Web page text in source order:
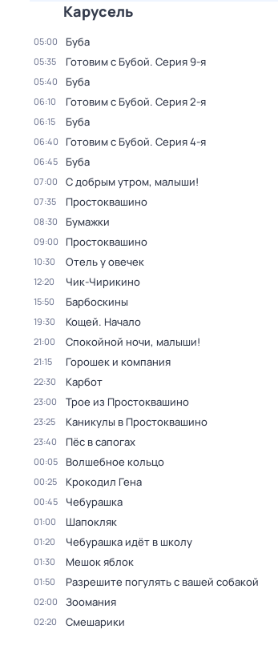
Карусель
05:00 Буба
05:35 Готовим с Бубой. Серия 9-я
05:40 Буба
06:10 Готовим с Бубой. Серия 2-я
06:15 Буба
06:40 Готовим с Бубой. Серия 4-я
06:45 Буба
07:00 С добрым утром, малыши!
07:35 Простоквашино
08:30 Бумажки
09:00 Простоквашино
10:30 Отель у овечек
12:20 Чик-Чирикино
15:50 Барбоскины
19:30 Кощей. Начало
21:00 Спокойной ночи, малыши!
21:15 Горошек и компания
22:30 Карбот
23:00 Трое из Простоквашино
23:25 Каникулы в Простоквашино
23:40 Пёс в сапогах
00:05 Волшебное кольцо
00:25 Крокодил Гена
00:45 Чебурашка
01:00 Шапокляк
01:20 Чебурашка идёт в школу
01:30 Мешок яблок
01:50 Разрешите погулять с вашей собакой
02:00 Зоомания
02:20 Смешарики